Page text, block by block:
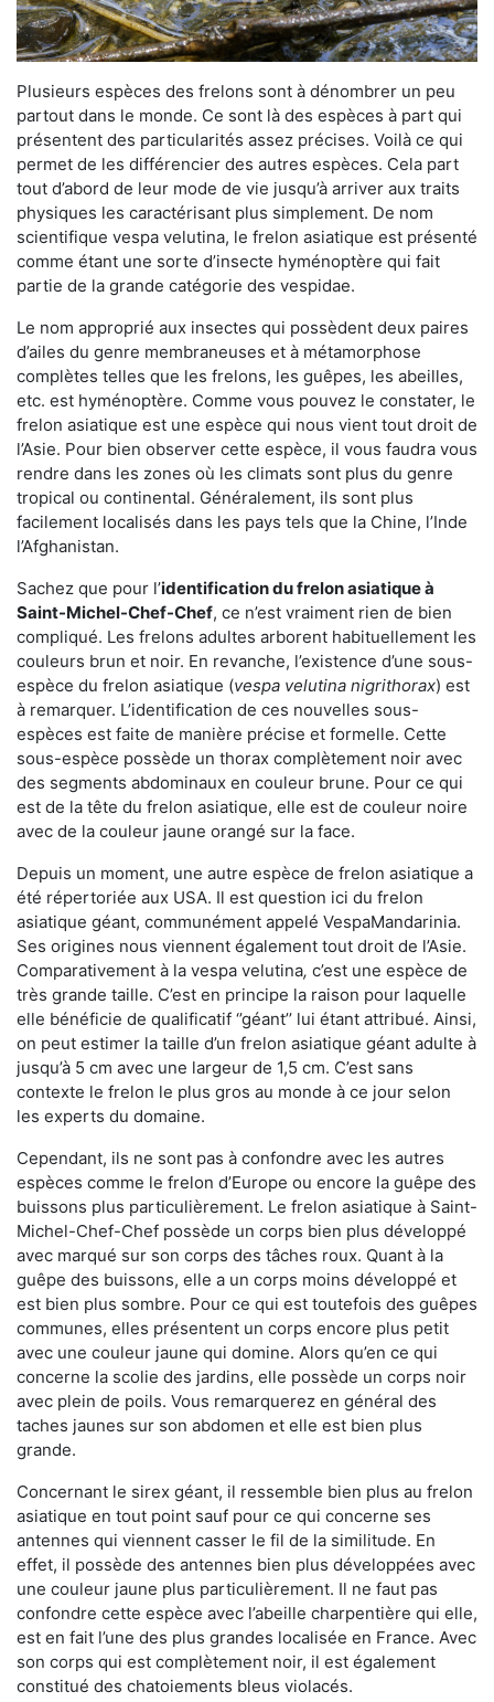
Plusieurs espèces des frelons sont à dénombrer un peu
partout dans le monde. Ce sont là des espèces à part qui
présentent des particularités assez précises. Voilà ce qui
permet de les différencier des autres espèces. Cela part
tout d’abord de leur mode de vie jusqu’à arriver aux traits
physiques les caractérisant plus simplement. De nom
scientifique vespa velutina, le frelon asiatique est présenté
comme étant une sorte d’insecte hyménoptère qui fait
partie de la grande catégorie des vespidae.
Le nom approprié aux insectes qui possèdent deux paires
d’ailes du genre membraneuses et à métamorphose
complètes telles que les frelons, les guêpes, les abeilles,
etc. est hyménoptère. Comme vous pouvez le constater, le
frelon asiatique est une espèce qui nous vient tout droit de
l’Asie. Pour bien observer cette espèce, il vous faudra vous
rendre dans les zones où les climats sont plus du genre
tropical ou continental. Généralement, ils sont plus
facilement localisés dans les pays tels que la Chine, l’Inde
l’Afghanistan.
Sachez que pour l’identification du frelon asiatiqueà
Saint-Michel-Chef-Chef, ce n’est vraiment rien de bien
compliqué. Les frelons adultes arborent habituellement les
couleurs brun et noir. En revanche, l’existence d’une sous-
espèce du frelon asiatique (vespa velutina nigrithorax) est
à remarquer. L’identification de ces nouvelles sous-
espèces est faite de manière précise et formelle. Cette
sous-espèce possède un thorax complètement noir avec
des segments abdominaux en couleur brune. Pour ce qui
est de la tête du frelon asiatique, elle est de couleur noire
avec de la couleur jaune orangé sur la face.
Depuis un moment, une autre espèce de frelon asiatique a
été répertoriée aux USA. Il est question ici du frelon
asiatique géant, communément appelé VespaMandarinia.
Ses origines nous viennent également tout droit de l’Asie.
Comparativement à la vespa velutina, c’est une espèce de
très grande taille. C’est en principe la raison pour laquelle
elle bénéficie de qualificatif ‘’géant’’ lui étant attribué. Ainsi,
on peut estimer la taille d’un frelon asiatique géant adulte à
jusqu’à 5 cm avec une largeur de 1,5 cm. C’est sans
contexte le frelon le plus gros au monde à ce jour selon
les experts du domaine.
Cependant, ils ne sont pas à confondre avec les autres
espèces comme le frelon d’Europe ou encore la guêpe des
buissons plus particulièrement. Le frelon asiatique à Saint-
Michel-Chef-Chef possède un corps bien plus développé
avec marqué sur son corps des tâches roux. Quant à la
guêpe des buissons, elle a un corps moins développé et
est bien plus sombre. Pour ce qui est toutefois des guêpes
communes, elles présentent un corps encore plus petit
avec une couleur jaune qui domine. Alors qu’en ce qui
concerne la scolie des jardins, elle possède un corps noir
avec plein de poils. Vous remarquerez en général des
taches jaunes sur son abdomen et elle est bien plus
grande.
Concernant le sirex géant, il ressemble bien plus au frelon
asiatique en tout point sauf pour ce qui concerne ses
antennes qui viennent casser le fil de la similitude. En
effet, il possède des antennes bien plus développées avec
une couleur jaune plus particulièrement. Il ne faut pas
confondre cette espèce avec l’abeille charpentière qui elle,
est en fait l’une des plus grandes localisée en France. Avec
son corps qui est complètement noir, il est également
constitué des chatoiements bleus violacés.